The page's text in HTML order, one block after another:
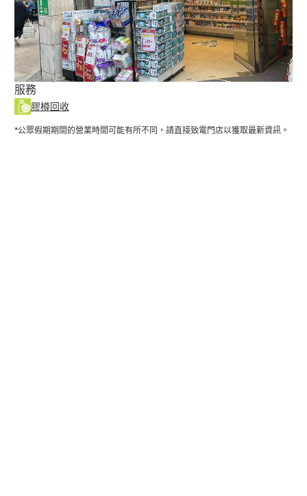
服務
膠樽回收
*公眾假期期間的營業時間可能有所不同，請直接致電門店以獲取最新資訊。